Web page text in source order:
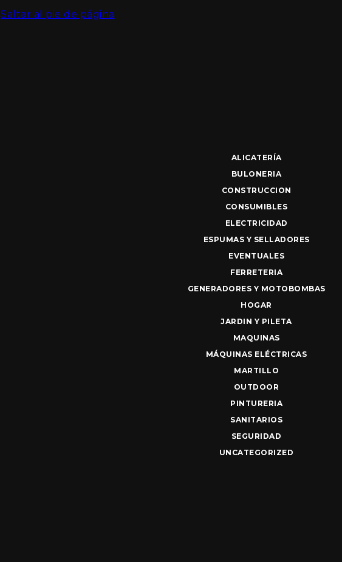
Saltar al pie de página
ALICATERÍA
BULONERIA
CONSTRUCCION
CONSUMIBLES
ELECTRICIDAD
ESPUMAS Y SELLADORES
EVENTUALES
FERRETERIA
GENERADORES Y MOTOBOMBAS
HOGAR
JARDIN Y PILETA
MAQUINAS
MÁQUINAS ELÉCTRICAS
MARTILLO
OUTDOOR
PINTURERIA
SANITARIOS
SEGURIDAD
UNCATEGORIZED